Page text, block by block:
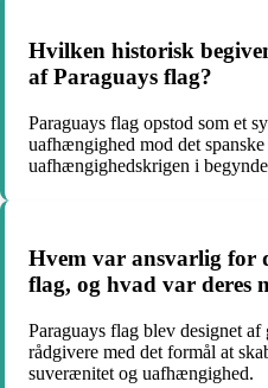
Hvilken historisk
af Paraguays flag?
Paraguays flag opstod som et
uafhængighed mod det
uafhængighedskrigen i
Hvem var ansvarlig for
flag, og hvad var deres
Paraguays flag blev designet af
rådgivere med det formål at
suverænitet og uafhængighed.